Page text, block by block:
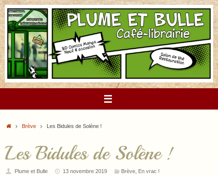
Passer
au
contenu
AccueilBrève Les Bidules de Solène !
Les Bidules de Solène !
Plume et Bulle 13 novembre 2019 Brève, En vrac !